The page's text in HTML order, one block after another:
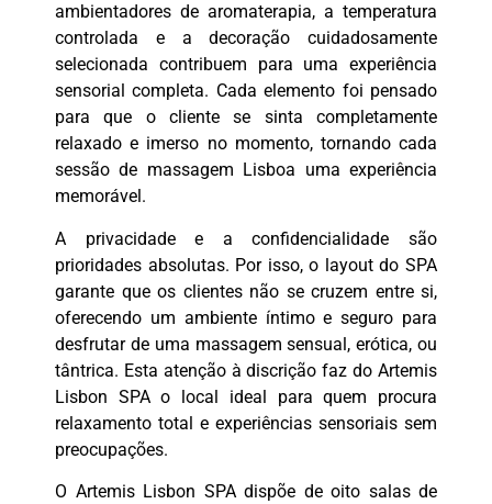
ambientadores de aromaterapia, a temperatura
controlada e a decoração cuidadosamente
selecionada contribuem para uma experiência
sensorial completa. Cada elemento foi pensado
para que o cliente se sinta completamente
relaxado e imerso no momento, tornando cada
sessão de massagem Lisboa uma experiência
memorável.
A privacidade e a confidencialidade são
prioridades absolutas. Por isso, o layout do SPA
garante que os clientes não se cruzem entre si,
oferecendo um ambiente íntimo e seguro para
desfrutar de uma massagem sensual, erótica, ou
tântrica. Esta atenção à discrição faz do Artemis
Lisbon SPA o local ideal para quem procura
relaxamento total e experiências sensoriais sem
preocupações.
O Artemis Lisbon SPA dispõe de oito salas de